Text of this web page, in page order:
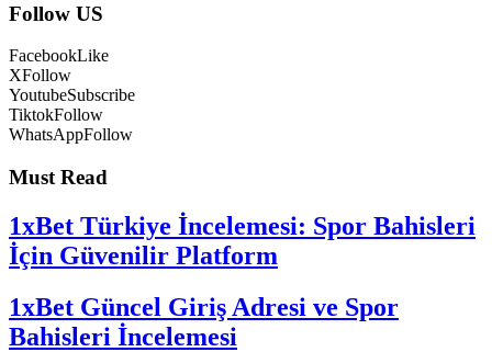
Follow US
FacebookLike
XFollow
YoutubeSubscribe
TiktokFollow
WhatsAppFollow
Must Read
1xBet Türkiye İncelemesi: Spor Bahisleri
İçin Güvenilir Platform
1xBet Güncel Giriş Adresi ve Spor
Bahisleri İncelemesi